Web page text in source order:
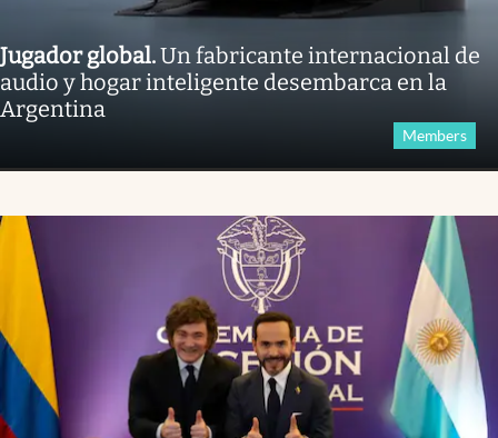
Jugador global.Un fabricante internacional de
audio y hogar inteligente desembarca en la
Argentina
Members